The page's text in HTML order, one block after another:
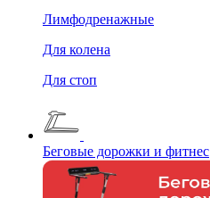
Лимфодренажные
Для колена
Для стоп
Беговые дорожки и фитнес